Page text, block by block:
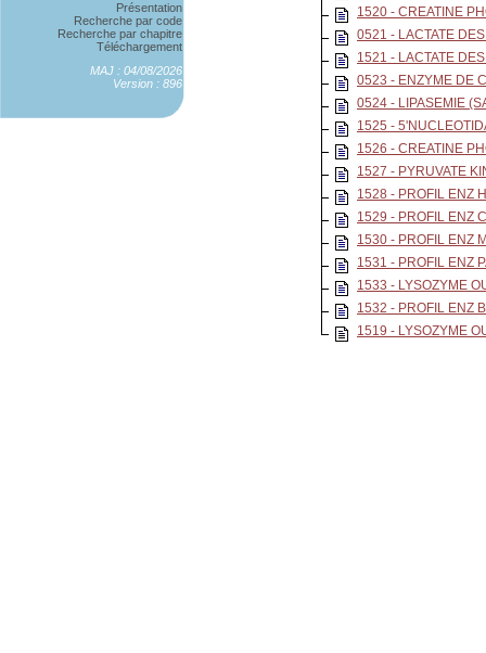
Présentation
Recherche par code
Recherche par chapitre
Téléchargement
MAJ : 04/08/2026
Version : 896
1520 - CREATINE
0521 - LACTATE
1521 - LACTATE
0523 - ENZYME DE
0524 - LIPASEMIE
1525 -
1526 - CREATINE
1527 - PYRUVATE
1528 - PROFIL ENZ
1529 - PROFIL ENZ
1530 - PROFIL ENZ
1531 - PROFIL ENZ
1533 - LYSOZYME
1532 - PROFIL ENZ
1519 - LYSOZYME